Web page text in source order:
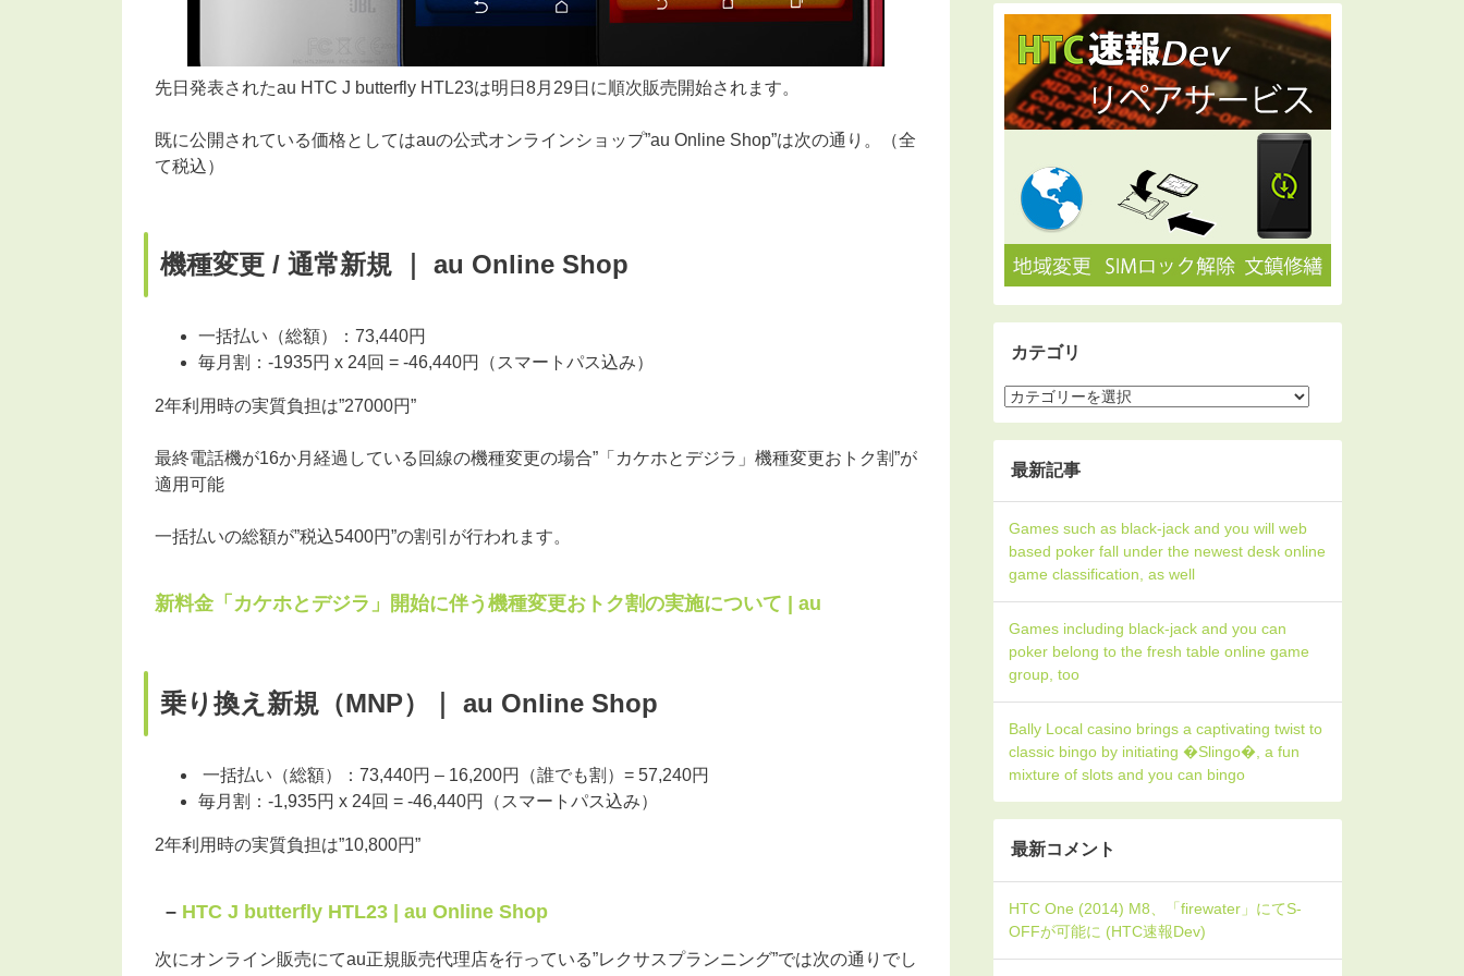
先日発表されたau HTC J butterfly HTL23は明日8月29日に順次販売開始されます。
既に公開されている価格としてはauの公式オンラインショップ”au Online Shop”は次の通り。（全
て税込）
機種変更 / 通常新規 ｜ au Online Shop
一括払い（総額）：73,440円
毎月割：-1935円 x 24回 = -46,440円（スマートパス込み）
2年利用時の実質負担は”27000円”
最終電話機が16か月経過している回線の機種変更の場合”「カケホとデジラ」機種変更おトク割”が
適用可能
一括払いの総額が”税込5400円”の割引が行われます。
新料金「カケホとデジラ」開始に伴う機種変更おトク割の実施について | au
乗り換え新規（MNP）｜ au Online Shop
一括払い（総額）：73,440円 – 16,200円（誰でも割）= 57,240円
毎月割：-1,935円 x 24回 = -46,440円（スマートパス込み）
2年利用時の実質負担は”10,800円”
– HTC J butterfly HTL23 | au Online Shop
次にオンライン販売にてau正規販売代理店を行っている”レクサスプランニング”では次の通りでし
カテゴリ
最新記事
Games such as black-jack and you will web
based poker fall under the newest desk online
game classification, as well
Games including black-jack and you can
poker belong to the fresh table online game
group, too
Bally Local casino brings a captivating twist to
classic bingo by initiating �Slingo�, a fun
mixture of slots and you can bingo
最新コメント